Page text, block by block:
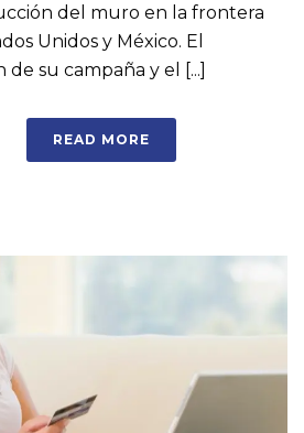
del muro en la frontera
Unidos y México. El
de su campaña y el [...]
READ MORE